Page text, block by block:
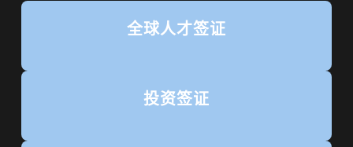
全球人才签证
投资签证